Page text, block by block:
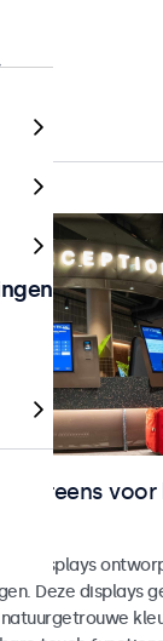
voor
displays
Deze displays